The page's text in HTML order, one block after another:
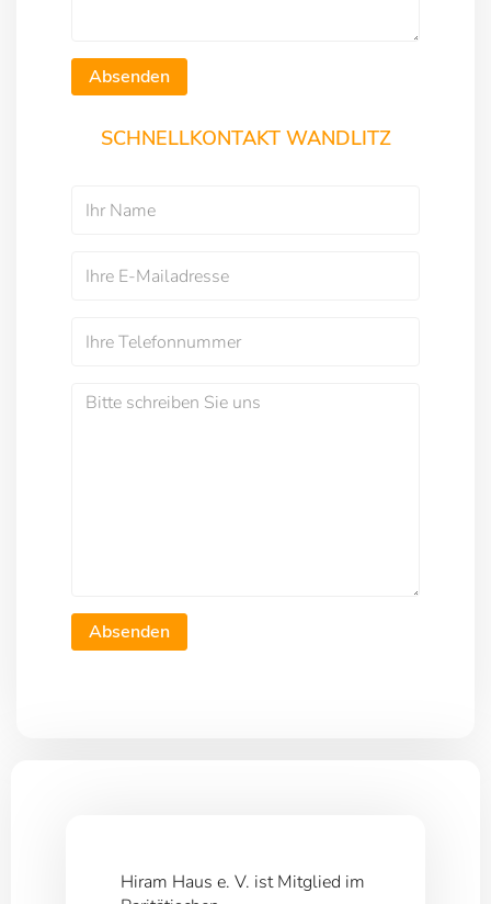
Absenden
SCHNELLKONTAKT WANDLITZ
Absenden
Hiram Haus e. V. ist Mitglied im